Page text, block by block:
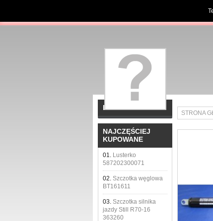
KATEGORIE
NAJCZĘŚCIEJ
KUPOWANE
01. Lusterko
587202300071
02. Szczotka węglowa
BT161611
03. Szczotka silnika
jazdy Still R70-16
363260
STRONA